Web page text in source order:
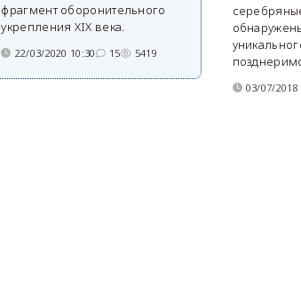
фрагмент оборонительного
укрепления XIX века.
22/03/2020 10:30 15 5419
03/07/2018